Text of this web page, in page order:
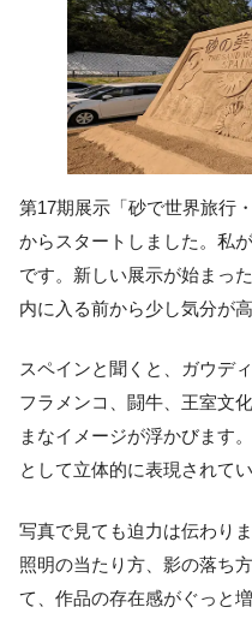
第17期展示「砂で世界旅行
からスタートしました。私
です。新しい展示が始まっ
内に入る前から少し気分が
スペインと聞くと、ガウデ
フラメンコ、闘牛、王室文
まなイメージが浮かびます
として立体的に表現されてい
写真で見ても迫力は伝わり
照明の当たり方、影の落ち
て、作品の存在感がぐっと